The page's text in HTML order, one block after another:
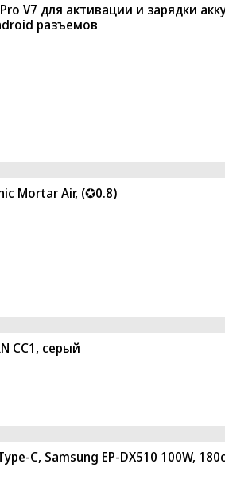
V7 для активации и зарядки
разъемов
Mortar Air, (✪0.8)
CC1, серый
C, Samsung EP-DX510 100W,